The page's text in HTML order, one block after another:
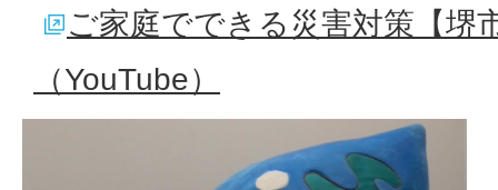
ご家庭でできる災害対策【堺
（YouTube）